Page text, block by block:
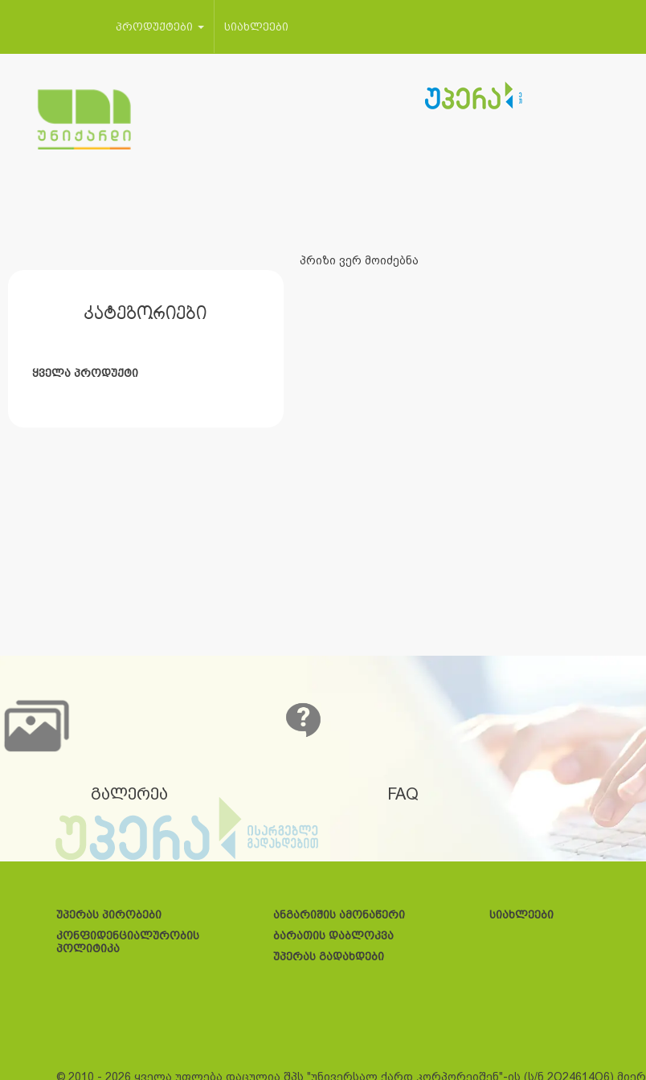
პროდუქტები სიახლეები
კატეგორიები
ყველა პროდუქტი
პრიზი ვერ მოიძებნა
გალერეა FAQ
უპერას პირობები
კონფიდენციალურობის
პოლიტიკა
ანგარიშის ამონაწერი
ბარათის დაბლოკვა
უპერას გადახდები
სიახლეები
© 2010 - 2026 ყველა უფლება დაცულია შპს "უნივერსალ ქარდ კორპორეიშენ"-ის (ს/ნ 2O24614O6) მიერ